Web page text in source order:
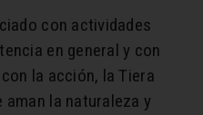
con actividades
en general y con
la acción, la Tiera
la naturaleza y